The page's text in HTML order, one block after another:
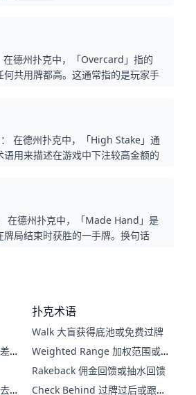
德州扑克中，「Overcard」指的
共用牌都高。这通常指的是玩家手
将 「Overcard」翻译为「高牌」
在德州扑克中，「High Stake」通
用来描述在游戏中下注较高金额的
险也更高。这个术语在高级的赌场
在德州扑克中，「Made Hand」是
局结束时获胜的一手牌。换句话
扑克术语
Walk 大盲获得底池或免费过牌
Weighted Range 加权范围或
权重范围
Rakeback 佣金回馈或抽水回馈
Check Behind 过牌过后或跟着